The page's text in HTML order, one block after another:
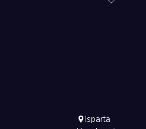
Isparta